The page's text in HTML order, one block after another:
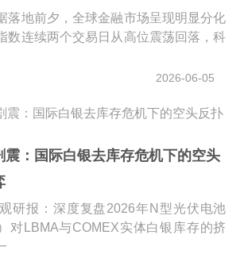
落地前夕，全球金融市场呈现明显分化
数连续两个交易日从高位震荡回落，科
2026-06-05
震：国际白银去库存危机下的空头
研报：深度复盘2026年N型光伏电池
对LBMA与COMEX实体白银库存的挤